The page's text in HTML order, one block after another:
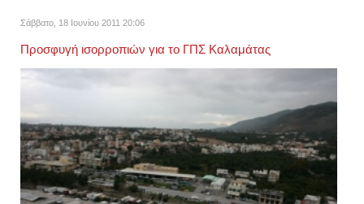
Σάββατο, 18 Ιουνίου 2011 20:06
Προσφυγή ισορροπιών για το ΓΠΣ Καλαμάτας